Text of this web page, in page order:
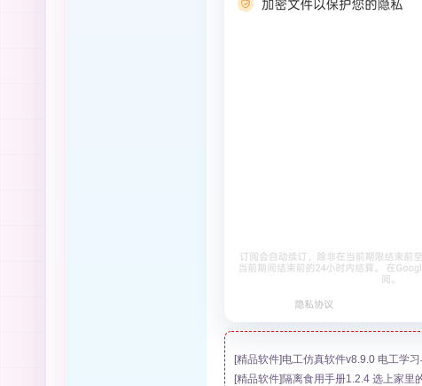
电工仿真软件v8.9.0 电工学
[精品软件]
隔离食用手册1.2.4 选上家里
[精品软件]